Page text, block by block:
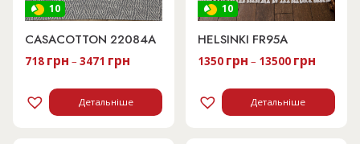
10
CASACOTTON 22084A
718 грн – 3471 грн
Детальніше
10
HELSINKI FR95A
1350 грн – 13500 грн
Детальніше